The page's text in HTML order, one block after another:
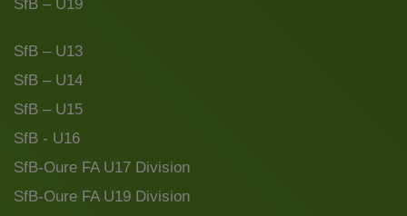
SfB – U19
SfB – U13
SfB – U14
SfB – U15
SfB - U16
SfB-Oure FA U17 Division
SfB-Oure FA U19 Division